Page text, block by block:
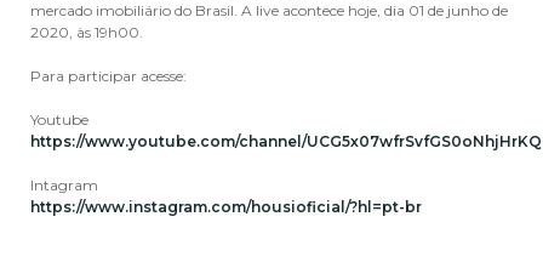
mercado imobiliário do Brasil. A live acontece hoje, dia 01 de junho de
2020, às 19h00.
Para participar acesse:
Youtube
https://www.youtube.com/channel/UCG5x07wfrSvfGS0oNhjHrKQ
Intagram
https://www.instagram.com/housioficial/?hl=pt-br